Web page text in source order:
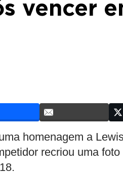
vencer
homenagem a
recriou uma